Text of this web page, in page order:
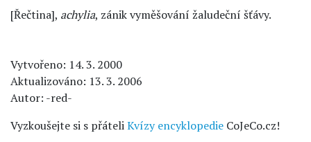
[Řečtina], achylia, zánik vyměšování žaludeční šťávy.
Vytvořeno: 14. 3. 2000
Aktualizováno: 13. 3. 2006
Autor: -red-
Vyzkoušejte si s přáteliKvízy encyklopedie CoJeCo.cz!